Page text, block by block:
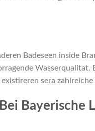
Badeseen inside
sera
Bayerische